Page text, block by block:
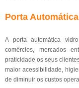
Porta
A porta automática
comércios, mercados
praticidade os seus
maior acessibilidade,
de diminuir os custos